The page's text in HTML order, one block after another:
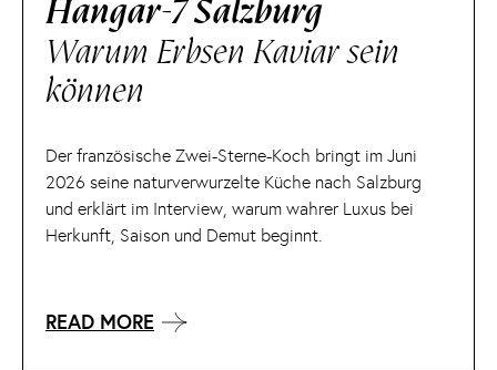
Hangar-7 Salzburg
Warum Erbsen Kaviar sein
können
Der französische Zwei-Sterne-Koch bringt im Juni
2026 seine naturverwurzelte Küche nach Salzburg
und erklärt im Interview, warum wahrer Luxus bei
Herkunft, Saison und Demut beginnt.
READ MORE